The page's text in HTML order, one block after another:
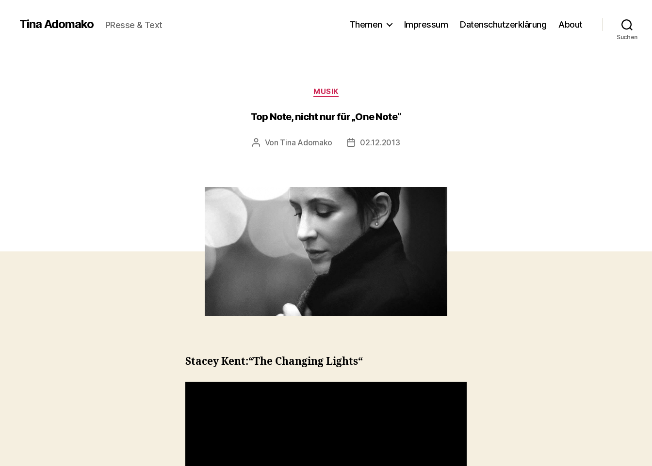
Tina Adomako PResse & Text Themen Impressum Datenschutzerklärung About
Suchen
Kategorien
MUSIK
Top Note, nicht nur für „One Note“
Beitragsautor
Von Tina Adomako Veröffentlichungsdatum
02.12.2013
Stacey Kent:“The Changing Lights“